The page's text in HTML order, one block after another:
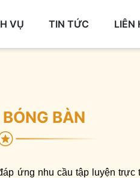
VỤ TIN TỨC LIÊN
BÀN
ứng nhu cầu tập luyện